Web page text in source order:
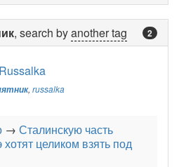
2
, search byanother tag
Russalka
, russalka
→ Сталинскую часть
целиком взять под